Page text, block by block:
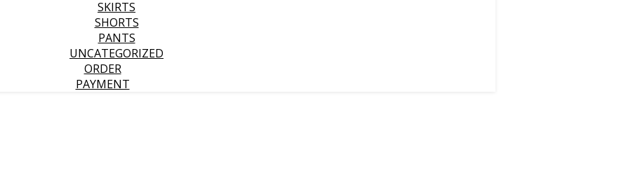
SKIRTS
SHORTS
PANTS
UNCATEGORIZED
ORDER
PAYMENT